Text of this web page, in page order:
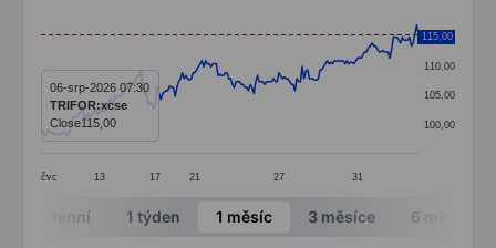
Line chart with 212 data points.
The chart has 1 X axis displaying categories.
The chart has 1 Y axis displaying values. Data
čvc 13 17 21 27 31
100,00
105,00
110,00
115,00
115,00
06-srp-2026 07:30
TRIFOR:xcse
Close115,00
End of interactive chart.
Intradenní 1 týden 1 měsíc 3 měsíce 6 měsíců